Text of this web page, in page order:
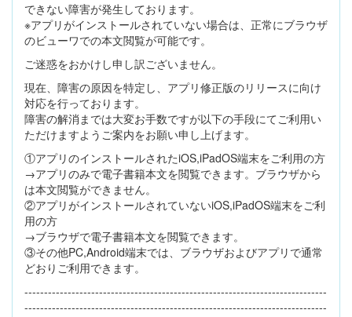
できない障害が発生しております。
※アプリがインストールされていない場合は、正常にブラウザ
のビューワでの本文閲覧が可能です。
ご迷惑をおかけし申し訳ございません。
現在、障害の原因を特定し、アプリ修正版のリリースに向け
対応を行っております。
障害の解消までは大変お手数ですが以下の手段にてご利用い
ただけますようご案内をお願い申し上げます。
①アプリのインストールされたiOS,iPadOS端末をご利用の方
→アプリのみで電子書籍本文を閲覧できます。ブラウザから
は本文閲覧ができません。
②アプリがインストールされていないiOS,iPadOS端末をご利
用の方
→ブラウザで電子書籍本文を閲覧できます。
③その他PC,Android端末では、ブラウザおよびアプリで通常
どおりご利用できます。
-----------------------------------------------------------------------------
-----------------------------------------------------------------------------